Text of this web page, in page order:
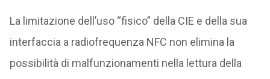
La limitazione dell’uso “fisico” della CIE e della sua
interfaccia a radiofrequenza NFC non elimina la
possibilità di malfunzionamenti nella lettura della